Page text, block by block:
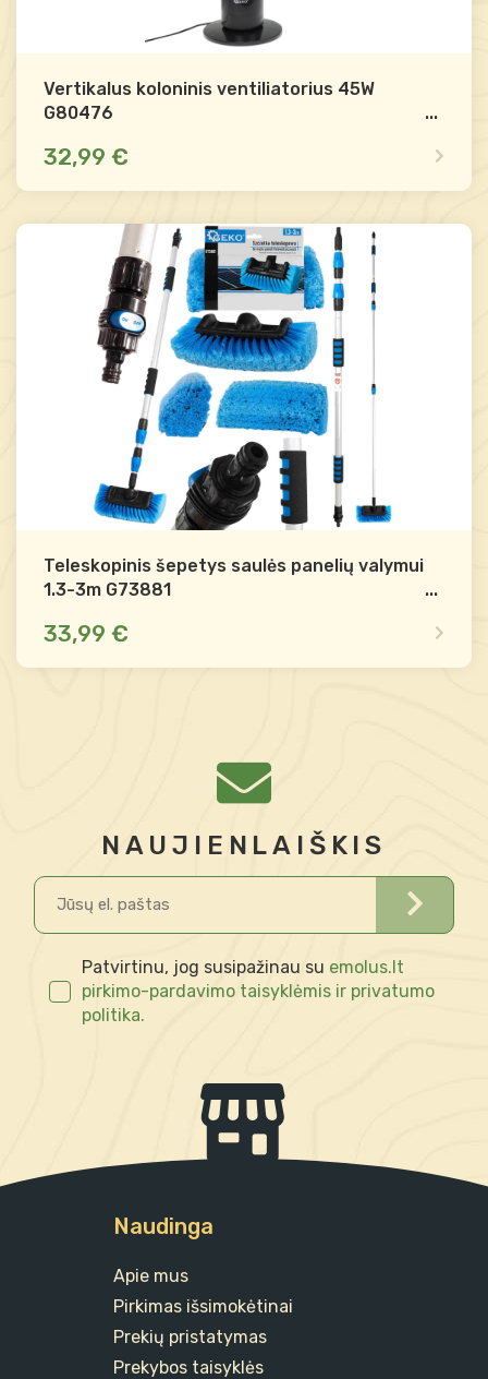
Vertikalus koloninis ventiliatorius 45W
G80476
...
32,99 €
+ Į krepšelį
Teleskopinis šepetys saulės panelių valymui
1.3-3m G73881
...
33,99 €
NAUJIENLAIŠKIS
Patvirtinu, jog susipažinau su emolus.lt
pirkimo-pardavimo taisyklėmis ir privatumo
politika.
Naudinga
Apie mus
Pirkimas išsimokėtinai
Prekių pristatymas
Prekybos taisyklės